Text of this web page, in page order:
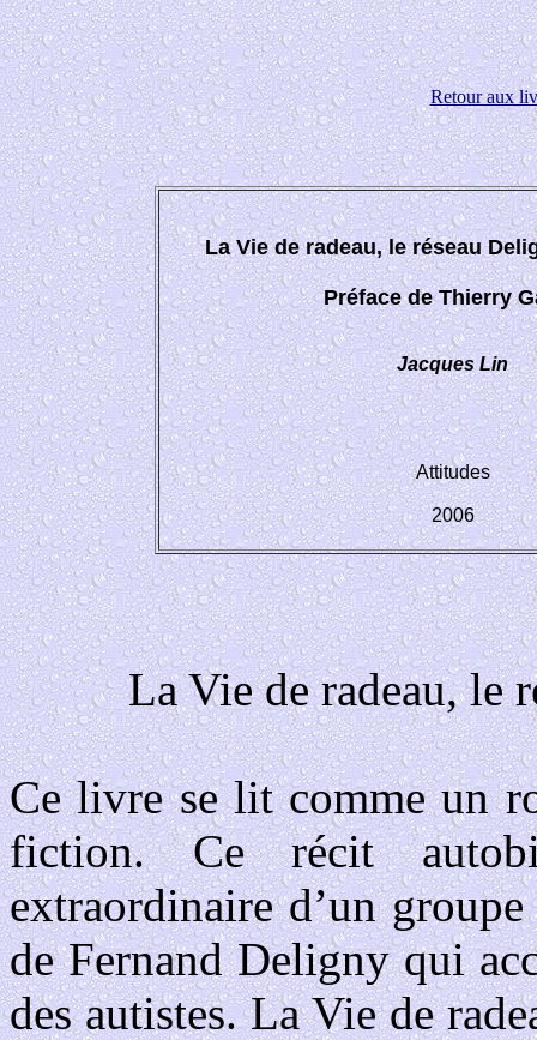
Retour aux
La Vie de radeau, le réseau
Préface de Thierry
Jacques Lin
Attitudes
2006
La Vie de radeau, le
Ce livre se lit comme un
fiction. Ce récit
extraordinaire d’un
de Fernand Deligny qui
des autistes. La Vie de